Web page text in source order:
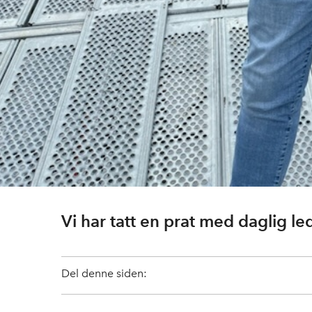
Vi har tatt en prat med daglig
Del denne siden: